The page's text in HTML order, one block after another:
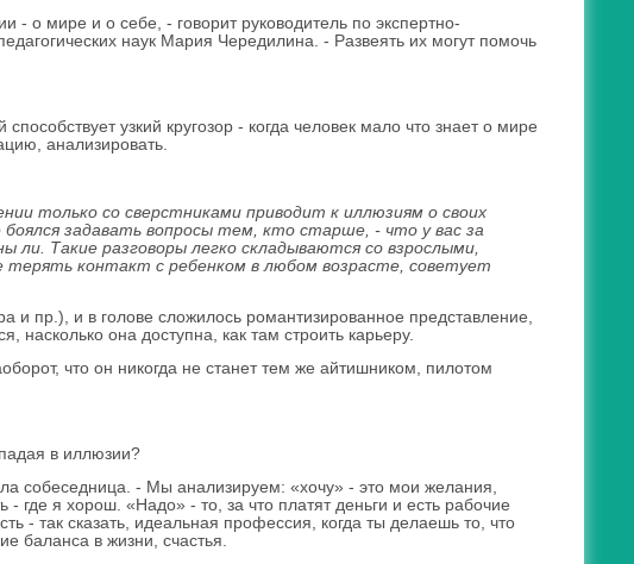
мире и о себе, - говорит руководитель по экспертно-
наук Мария Чередилина. - Развеять их могут помочь
узкий кругозор - когда человек мало что знает о мире
анализировать.
только со сверстниками приводит к иллюзиям о своих
задавать вопросы тем, кто старше, - что у вас за
ли. Такие разговоры легко складываются со взрослыми,
контакт с ребенком в любом возрасте, советует
и пр.), и в голове сложилось романтизированное представление,
насколько она доступна, как там строить карьеру.
что он никогда не станет тем же айтишником, пилотом
в иллюзии?
собеседница. - Мы анализируем: «хочу» - это мои желания,
где я хорош. «Надо» - то, за что платят деньги и есть рабочие
- так сказать, идеальная профессия, когда ты делаешь то, что
баланса в жизни, счастья.